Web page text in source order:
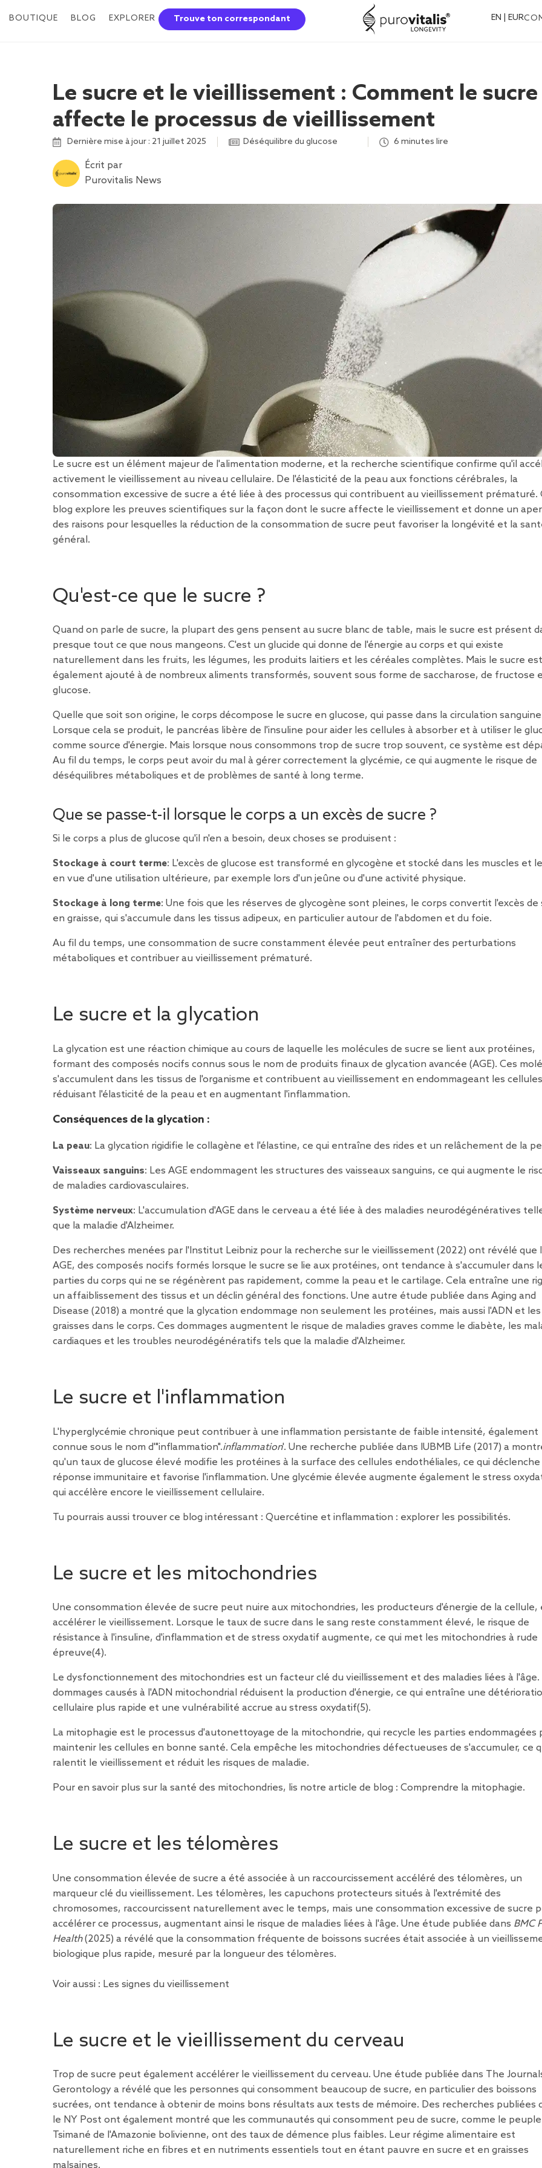
BOUTIQUE BLOG EXPLORER Trouve ton correspondant EN | EUR
Le sucre et le vieillissement : Comment le sucre
affecte le processus de vieillissement
Dernière mise à jour : 21 juillet 2025 Déséquilibre du glucose 6 minutes lire
Écrit par
Purovitalis News
Le sucre est un élément majeur de l'alimentation moderne, et la recherche scientifique confirme qu'il
activement le vieillissement au niveau cellulaire. De l'élasticité de la peau aux fonctions cérébrales, la
consommation excessive de sucre a été liée à des processus qui contribuent au vieillissement prématuré.
blog explore les preuves scientifiques sur la façon dont le sucre affecte le vieillissement et donne un
des raisons pour lesquelles la réduction de la consommation de sucre peut favoriser la longévité et la
général.
Qu'est-ce que le sucre ?
Quand on parle de sucre, la plupart des gens pensent au sucre blanc de table, mais le sucre est présent
presque tout ce que nous mangeons. C'est un glucide qui donne de l'énergie au corps et qui existe
naturellement dans les fruits, les légumes, les produits laitiers et les céréales complètes. Mais le sucre est
également ajouté à de nombreux aliments transformés, souvent sous forme de saccharose, de fructose
glucose.
Quelle que soit son origine, le corps décompose le sucre en glucose, qui passe dans la circulation
Lorsque cela se produit, le pancréas libère de l'insuline pour aider les cellules à absorber et à utiliser le
comme source d'énergie. Mais lorsque nous consommons trop de sucre trop souvent, ce système est
Au fil du temps, le corps peut avoir du mal à gérer correctement la glycémie, ce qui augmente le risque de
déséquilibres métaboliques et de problèmes de santé à long terme.
Que se passe-t-il lorsque le corps a un excès de sucre ?
Si le corps a plus de glucose qu'il n'en a besoin, deux choses se produisent :
Stockage à court terme: L'excès de glucose est transformé en glycogène et stocké dans les muscles et
en vue d'une utilisation ultérieure, par exemple lors d'un jeûne ou d'une activité physique.
Stockage à long terme: Une fois que les réserves de glycogène sont pleines, le corps convertit l'excès de
en graisse, qui s'accumule dans les tissus adipeux, en particulier autour de l'abdomen et du foie.
Au fil du temps, une consommation de sucre constamment élevée peut entraîner des perturbations
métaboliques et contribuer au vieillissement prématuré.
Le sucre et la glycation
La glycation est une réaction chimique au cours de laquelle les molécules de sucre se lient aux protéines,
formant des composés nocifs connus sous le nom de produits finaux de glycation avancée (AGE). Ces
s'accumulent dans les tissus de l'organisme et contribuent au vieillissement en endommageant les
réduisant l'élasticité de la peau et en augmentant l'inflammation.
Conséquences de la glycation :
La peau: La glycation rigidifie le collagène et l'élastine, ce qui entraîne des rides et un relâchement de la
Vaisseaux sanguins: Les AGE endommagent les structures des vaisseaux sanguins, ce qui augmente le
de maladies cardiovasculaires.
Système nerveux: L'accumulation d'AGE dans le cerveau a été liée à des maladies neurodégénératives
que la maladie d'Alzheimer.
Des recherches menées par l'Institut Leibniz pour la recherche sur le vieillissement (2022) ont révélé que
AGE, des composés nocifs formés lorsque le sucre se lie aux protéines, ont tendance à s'accumuler dans
parties du corps qui ne se régénèrent pas rapidement, comme la peau et le cartilage. Cela entraîne une
un affaiblissement des tissus et un déclin général des fonctions. Une autre étude publiée dans Aging and
Disease (2018) a montré que la glycation endommage non seulement les protéines, mais aussi l'ADN et les
graisses dans le corps. Ces dommages augmentent le risque de maladies graves comme le diabète, les
cardiaques et les troubles neurodégénératifs tels que la maladie d'Alzheimer.
Le sucre et l'inflammation
L'hyperglycémie chronique peut contribuer à une inflammation persistante de faible intensité, également
connue sous le nom d'"inflammation".inflammation'. Une recherche publiée dans IUBMB Life (2017) a
qu'un taux de glucose élevé modifie les protéines à la surface des cellules endothéliales, ce qui
réponse immunitaire et favorise l'inflammation. Une glycémie élevée augmente également le stress
qui accélère encore le vieillissement cellulaire.
Tu pourrais aussi trouver ce blog intéressant : Quercétine et inflammation : explorer les possibilités.
Le sucre et les mitochondries
Une consommation élevée de sucre peut nuire aux mitochondries, les producteurs d'énergie de la cellule,
accélérer le vieillissement. Lorsque le taux de sucre dans le sang reste constamment élevé, le risque de
résistance à l'insuline, d'inflammation et de stress oxydatif augmente, ce qui met les mitochondries à rude
épreuve(4).
Le dysfonctionnement des mitochondries est un facteur clé du vieillissement et des maladies liées à l'âge.
dommages causés à l'ADN mitochondrial réduisent la production d'énergie, ce qui entraîne une
cellulaire plus rapide et une vulnérabilité accrue au stress oxydatif(5).
La mitophagie est le processus d'autonettoyage de la mitochondrie, qui recycle les parties endommagées
maintenir les cellules en bonne santé. Cela empêche les mitochondries défectueuses de s'accumuler, ce
ralentit le vieillissement et réduit les risques de maladie.
Pour en savoir plus sur la santé des mitochondries, lis notre article de blog : Comprendre la mitophagie.
Le sucre et les télomères
Une consommation élevée de sucre a été associée à un raccourcissement accéléré des télomères, un
marqueur clé du vieillissement. Les télomères, les capuchons protecteurs situés à l'extrémité des
chromosomes, raccourcissent naturellement avec le temps, mais une consommation excessive de sucre
accélérer ce processus, augmentant ainsi le risque de maladies liées à l'âge. Une étude publiée dans BMC
Health(2025) a révélé que la consommation fréquente de boissons sucrées était associée à un
biologique plus rapide, mesuré par la longueur des télomères.
Voir aussi : Les signes du vieillissement
Le sucre et le vieillissement du cerveau
Trop de sucre peut également accélérer le vieillissement du cerveau. Une étude publiée dans The
Gerontology a révélé que les personnes qui consomment beaucoup de sucre, en particulier des boissons
sucrées, ont tendance à obtenir de moins bons résultats aux tests de mémoire. Des recherches publiées
le NY Post ont également montré que les communautés qui consomment peu de sucre, comme le peuple
Tsimané de l'Amazonie bolivienne, ont des taux de démence plus faibles. Leur régime alimentaire est
naturellement riche en fibres et en nutriments essentiels tout en étant pauvre en sucre et en graisses
malsaines.